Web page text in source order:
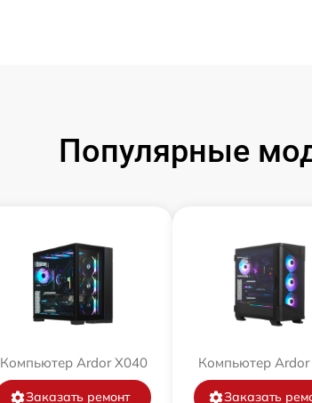
Популярные
Компьютер Ardor X040
Заказать ремонт
Компьютер Ardor
Заказать